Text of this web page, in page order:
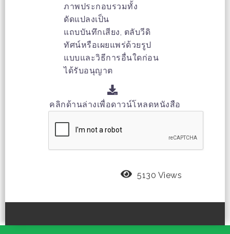
ภาพประกอบรวมทั้ง
ดัดแปลงเป็น
แถบบันทึกเสียง, ตลับวีดิ
ทัศน์หรือเผยแพร่ด้วยรูป
แบบและวิธีการอื่นใดก่อน
ได้รับอนุญาต
คลิกด้านล่างเพื่อดาวน์โหลดหนังสือ
5130 Views